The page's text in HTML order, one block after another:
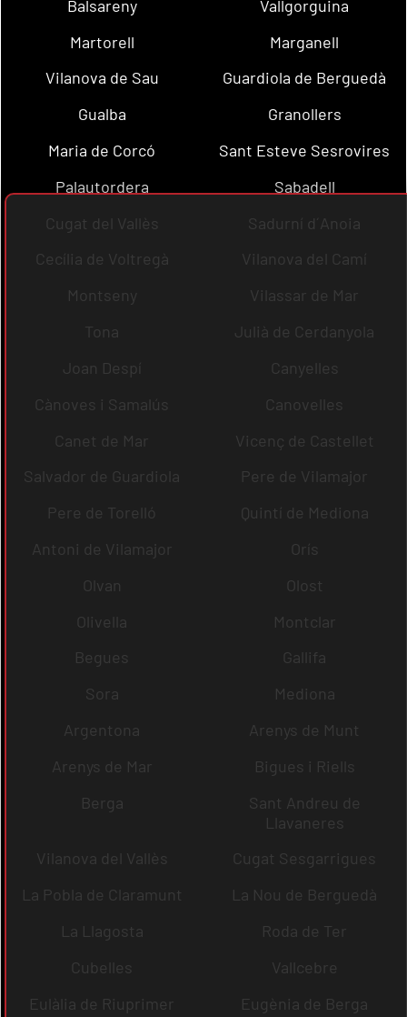
Balsareny
Vallgorguina
Martorell
Marganell
Vilanova de Sau
Guardiola de Berguedà
Gualba
Granollers
Maria de Corcó
Sant Esteve Sesrovires
Palautordera
Sabadell
Cugat del Vallès
Sadurní d´Anoia
Cecília de Voltregà
Vilanova del Camí
Montseny
Vilassar de Mar
Tona
Julià de Cerdanyola
Joan Despí
Canyelles
Cànoves i Samalús
Canovelles
Canet de Mar
Vicenç de Castellet
Salvador de Guardiola
Pere de Vilamajor
Pere de Torelló
Quintí de Mediona
Antoni de Vilamajor
Orís
Olvan
Olost
Olivella
Montclar
Begues
Gallifa
Sora
Mediona
Argentona
Arenys de Munt
Arenys de Mar
Bigues i Riells
Berga
Sant Andreu de
Llavaneres
Vilanova del Vallès
Cugat Sesgarrigues
La Pobla de Claramunt
La Nou de Berguedà
La Llagosta
Roda de Ter
Cubelles
Vallcebre
Eulàlia de Riuprimer
Eugènia de Berga